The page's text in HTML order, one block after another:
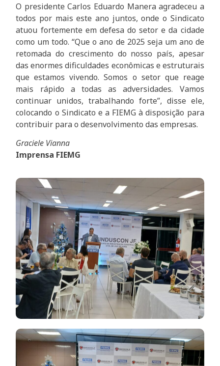
O presidente Carlos Eduardo Manera agradeceu a
todos por mais este ano juntos, onde o Sindicato
atuou fortemente em defesa do setor e da cidade
como um todo. “Que o ano de 2025 seja um ano de
retomada do crescimento do nosso país, apesar
das enormes dificuldades econômicas e estruturais
que estamos vivendo. Somos o setor que reage
mais rápido a todas as adversidades. Vamos
continuar unidos, trabalhando forte”, disse ele,
colocando o Sindicato e a FIEMG à disposição para
contribuir para o desenvolvimento das empresas.
Graciele Vianna
Imprensa FIEMG